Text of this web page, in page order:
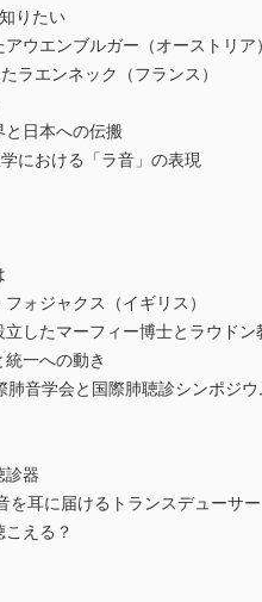
りたい
ウエンブルガー（オーストリア
ラエンネック（フランス）
日本への伝搬
における「ラ音」の表現
ォジャクス（イギリス）
したマーフィー博士とラウドン
一への動き
音学会と国際肺聴診シンポジウ
診器
耳に届けるトランスデューサー
える？